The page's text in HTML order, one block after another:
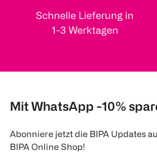
Schnelle Lieferung in
1-3 Werktagen
Mit WhatsApp -10%
Abonniere jetzt die BIPA Updates
BIPA Online Shop!